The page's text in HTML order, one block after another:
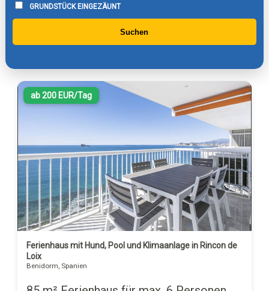
GRUNDSTÜCK EINGEZÄUNT
Suchen
ab 200 EUR/Tag
Ferienhaus mit Hund, Pool und Klimaanlage in Rincon de
Loix
Benidorm, Spanien